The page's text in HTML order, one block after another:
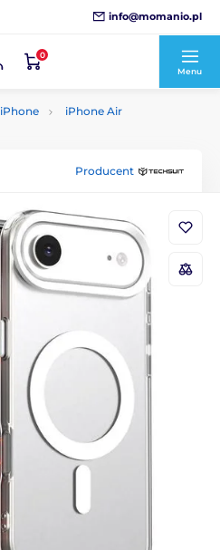
info@momanio.pl
0
Menu
iPhone
iPhone Air
Producent